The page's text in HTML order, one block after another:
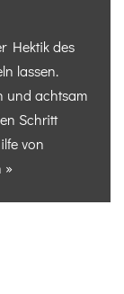
Hektik des
lassen.
und achtsam
Schritt
von
»